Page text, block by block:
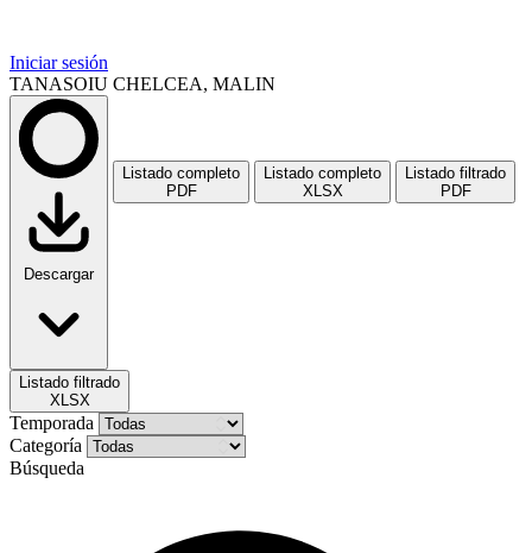
Iniciar sesión
TANASOIU CHELCEA, MALIN
Descargar
Listado completo
PDF
Listado completo
XLSX
Listado filtrado
PDF
Listado filtrado
XLSX
Temporada
Categoría
Búsqueda